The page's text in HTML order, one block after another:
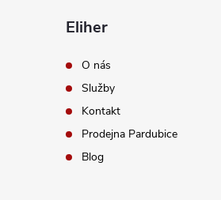
Eliher
O nás
Služby
Kontakt
Prodejna Pardubice
Blog